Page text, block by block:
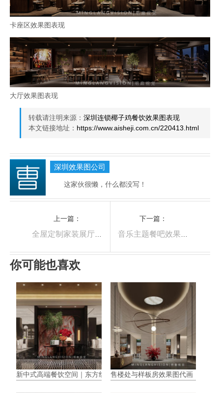
卡座区效果图表现
大厅效果图表现
转载请注明来源： 深圳连锁椰子鸡餐饮效果图表现
本文链接地址： https://www.aisheji.com.cn/220413.html
深圳效果图公司
这家伙很懒，什么都没写！
上一篇：
下一篇：
你可能也喜欢
新中式高端餐饮空间｜东方红韵与现代奢石碰撞的视觉效果图解析
售楼处与样板房效果图代画